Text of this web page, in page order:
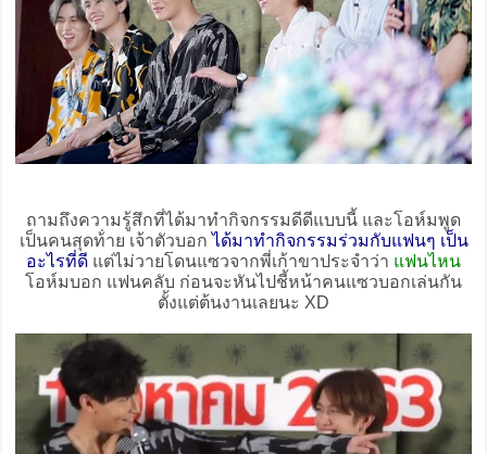
ถามถึงความรู้สึกที่ได้มาทำกิจกรรมดีดีแบบนี้ และโอห์มพูด
เป็นคนสุดท้่าย เจ้าตัวบอกได้มาทำกิจกรรมร่วมกับแฟนๆ เป็น
อะไรที่ดี แต่ไม่วายโดนแซวจากพี่เก้าขาประจำว่า แฟนไหน
โอห์มบอก แฟนคลับ ก่อนจะหันไปชี้หน้าคนแซวบอกเล่นกัน
ตั้งแต่ต้นงานเลยนะ XD